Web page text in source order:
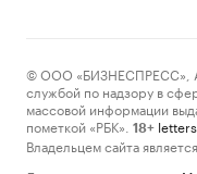
© ООО «БИЗНЕСПРЕСС», АО
службой по надзору в
массовой информации
пометкой «РБК».
18+
Владельцем сайта